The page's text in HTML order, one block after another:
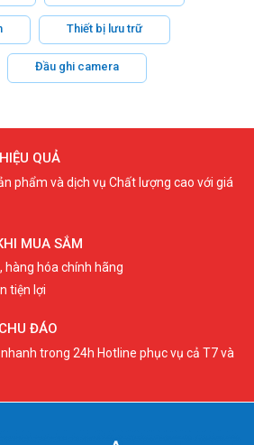
Thiết bị lưu trữ
Đầu ghi camera
QUẢ
phẩm và dịch vụ Chất lượng cao với giá
MUA SẮM
hàng hóa chính hãng
tiện lợi
ĐÁO
trong 24h Hotline phục vụ cả T7 và